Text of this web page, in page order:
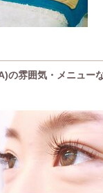
の雰囲気・メニュー